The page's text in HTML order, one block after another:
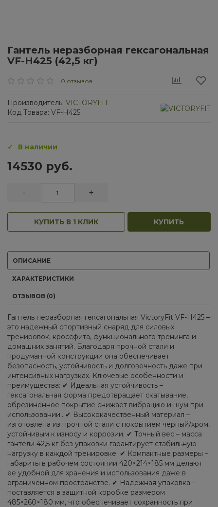
Гантель неразборная гексагональная
VF-H425 (42,5 кг)
0 отзывов
Производитель: VICTORYFIT
Код Товара: VF-H425
В наличии
14530 руб.
- +
КУПИТЬ В 1 КЛИК КУПИТЬ
ОПИСАНИЕ
ХАРАКТЕРИСТИКИ
ОТЗЫВОВ (0)
Гантель неразборная гексагональная VictoryFit VF-H425 –
это надежный спортивный снаряд для силовых
тренировок, кроссфита, функционального тренинга и
домашних занятий. Благодаря прочной стали и
продуманной конструкции она обеспечивает
безопасность, устойчивость и долговечность даже при
интенсивных нагрузках. Ключевые особенности и
преимущества: ✔ Идеальная устойчивость –
гексагональная форма предотвращает скатывание,
обрезиненное покрытие снижает вибрацию и шум при
использовании.. ✔ Высококачественный материал –
изготовлена из прочной стали с покрытием черный/хром,
устойчивым к износу и коррозии. ✔ Точный вес – масса
гантели 42,5 кг без упаковки гарантирует стабильную
нагрузку в каждой тренировке. ✔ Компактные размеры –
габариты в рабочем состоянии 420×214×185 мм делают
ее удобной для хранения и использования даже в
ограниченном пространстве. ✔ Надежная упаковка –
поставляется в защитной коробке размером
485×260×180 мм, что обеспечивает сохранность при